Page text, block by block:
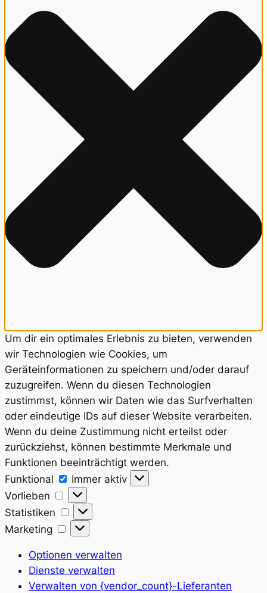
Um dir ein optimales Erlebnis zu bieten, verwenden
wir Technologien wie Cookies, um
Geräteinformationen zu speichern und/oder darauf
zuzugreifen. Wenn du diesen Technologien
zustimmst, können wir Daten wie das Surfverhalten
oder eindeutige IDs auf dieser Website verarbeiten.
Wenn du deine Zustimmung nicht erteilst oder
zurückziehst, können bestimmte Merkmale und
Funktionen beeinträchtigt werden.
Funktional
Funktional
Immer aktiv
Vorlieben
Vorlieben
Statistiken
Statistiken
Marketing
Marketing
Optionen verwalten
Dienste verwalten
Verwalten von {vendor_count}-Lieferanten